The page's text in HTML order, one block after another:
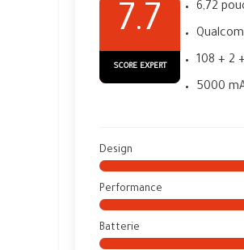
7.7
SCORE EXPERT
6,72
108 + 2
5000
Design
Performance
Batterie